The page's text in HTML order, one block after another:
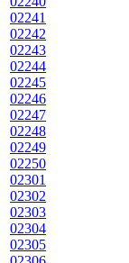
02241
02242
02243
02244
02245
02246
02247
02248
02249
02250
02301
02302
02303
02304
02305